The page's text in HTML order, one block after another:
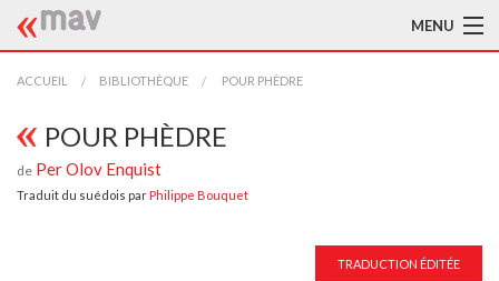
MENU
ACCUEIL
BIBLIOTHÈQUE
ACCUEIL BIBLIOTHÈQUE POUR PHÈDRE
POUR PHÈDRE
de Per Olov Enquist
Traduit du suédois par Philippe Bouquet
TRADUCTION ÉDITÉE